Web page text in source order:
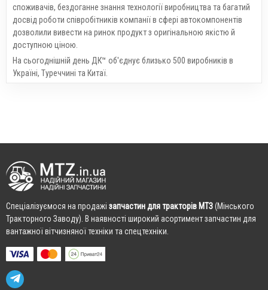
споживачів, бездоганне знання технології виробництва та багатий
досвід роботи співробітників компанії в сфері автокомпонентів
дозволили вивести на ринок продукт з оригінальною якістю й
доступною ціною.
На сьогоднішній день ДК™ об'єднує близько 500 виробників в
Україні, Туреччині та Китаї.
Cпеціалізуємося на продажі запчастин для тракторів МТЗ(Мінського
Тракторного Заводу). В наявності широкий асортимент запчастин для
вантажної вітчизняної техніки та спецтехніки.